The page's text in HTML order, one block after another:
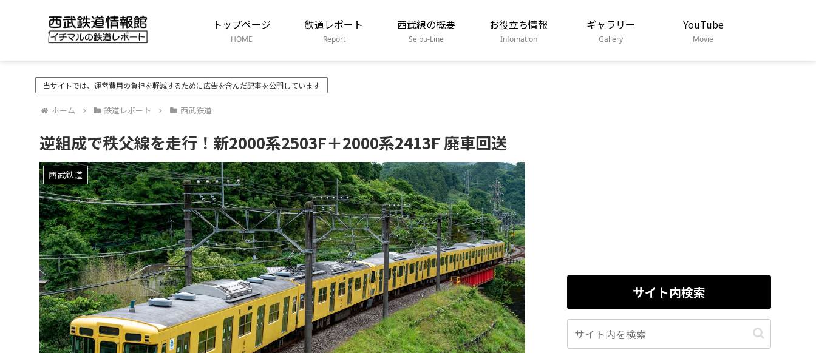
トップページ
HOME
鉄道レポート
Report
西武線の概要
Seibu-Line
お役立ち情報
Infomation
ギャラリー
Gallery
YouTube
Movie
当サイトでは、運営費用の負担を軽減するために広告を含んだ記事を公開しています
ホーム 鉄道レポート 西武鉄道
逆組成で秩父線を走行！新2000系2503F＋2000系2413F 廃車回送
西武鉄道
サイト内検索